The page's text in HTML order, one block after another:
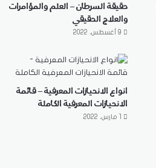
حقيقة السرطان – العلم والمؤامرات
والعلاج الحقيقي
9 أغسطس، 2022
انواع الانحيازات المعرفية – قائمة
الانحيازات المعرفية الكاملة